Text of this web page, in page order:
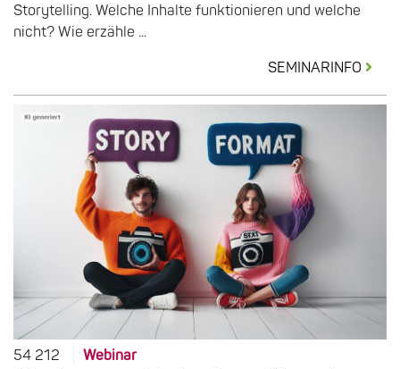
Storytelling. Welche Inhalte funktionieren und welche
nicht? Wie erzähle ...
SEMINARINFO
54 212 Webinar